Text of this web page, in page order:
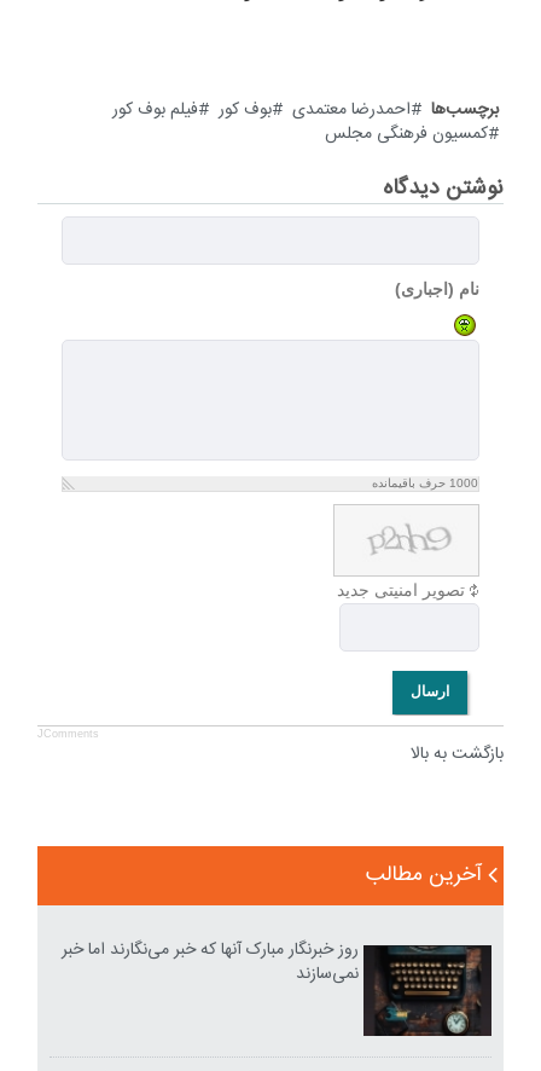
برچسب‌ها احمدرضا معتمدی بوف کور
فیلم بوف کور
کمسیون فرهنگی مجلس
نوشتن دیدگاه
نام (اجباری)
1000 حرف باقیمانده
تصویر امنیتی جدید
ارسال
JComments
بازگشت به بالا
آخرین مطالب
روز خبرنگار مبارک آنها که خبر می‌نگارند اما خبر
نمی‌سازند